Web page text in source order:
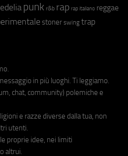
punk r&b rap rap italiano reggae
stoner swing trap
in più luoghi. Ti leggiamo.
chat, community) polemiche e
e razze diverse dalla tua, non
utenti.
proprie idee, nei limiti
altrui.